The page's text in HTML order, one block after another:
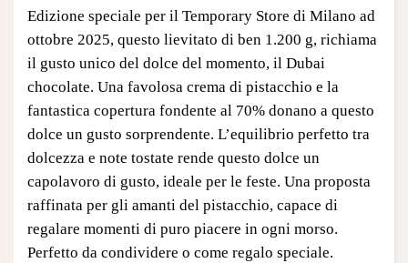
Edizione speciale per il Temporary Store di Milano ad
ottobre 2025, questo lievitato di ben 1.200 g, richiama
il gusto unico del dolce del momento, il Dubai
chocolate. Una favolosa crema di pistacchio e la
fantastica copertura fondente al 70% donano a questo
dolce un gusto sorprendente. L’equilibrio perfetto tra
dolcezza e note tostate rende questo dolce un
capolavoro di gusto, ideale per le feste. Una proposta
raffinata per gli amanti del pistacchio, capace di
regalare momenti di puro piacere in ogni morso.
Perfetto da condividere o come regalo speciale.